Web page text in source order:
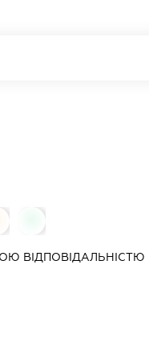
ВІДПОВІДАЛЬНІСТЮ